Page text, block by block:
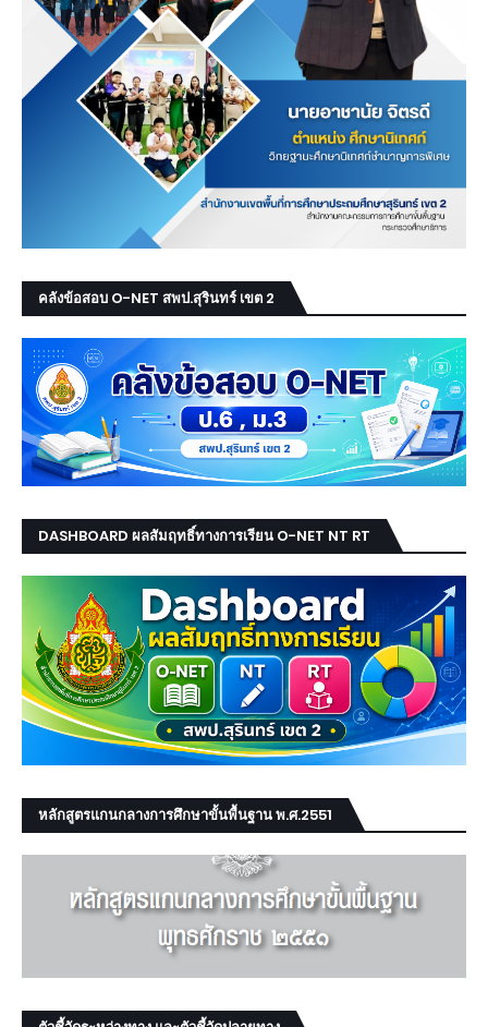
คลังข้อสอบ O-NET สพป.สุรินทร์ เขต 2
DASHBOARD ผลสัมฤทธิ์ทางการเรียน O-NET NT RT
หลักสูตรแกนกลางการศึกษาขั้นพื้นฐาน พ.ศ.2551